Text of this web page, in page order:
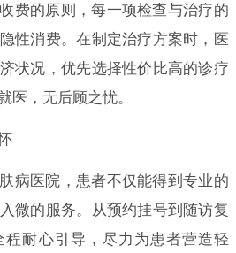
费的原则，每一项检查与治疗的
性消费。在制定治疗方案时，医
状况，优先选择性价比高的诊疗
医，无后顾之忧。
病医院，患者不仅能得到专业的
微的服务。从预约挂号到随访复
耐心引导，尽力为患者营造轻